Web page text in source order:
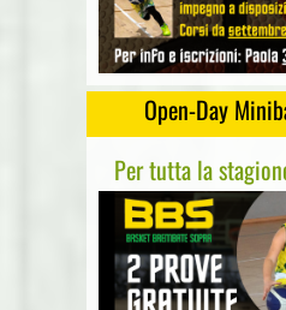
Open-Day
Per tutta la